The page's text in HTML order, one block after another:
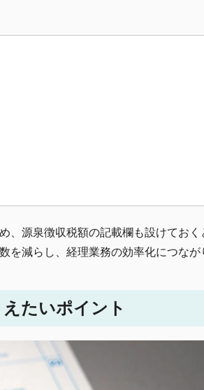
、源泉徴収税額の記載欄も設けておく
減らし、経理業務の効率化につなが
たいポイント